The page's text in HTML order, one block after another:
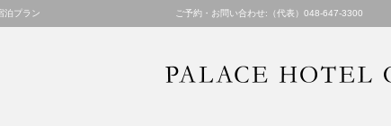
泊プラン ご予約・お問い合わせ:（代表）048-647-3300